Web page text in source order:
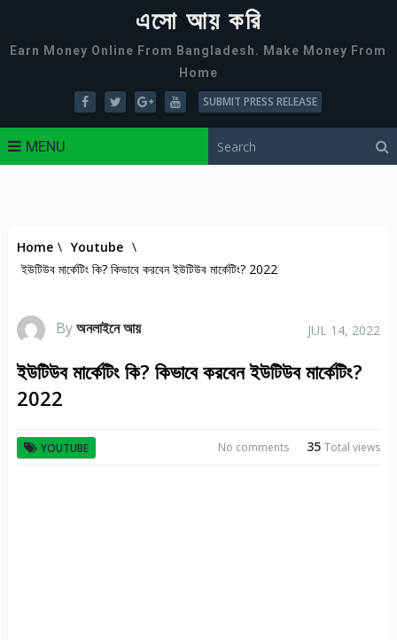
এসো আয় করি
Earn Money Online From Bangladesh. Make Money From
Home
SUBMIT PRESS RELEASE
MENU
Home \ Youtube \
ইউটিউব মার্কেটিং কি? কিভাবে করবেন ইউটিউব মার্কেটিং? 2022
Byঅনলাইনে আয় JUL 14, 2022
ইউটিউব মার্কেটিং কি? কিভাবে করবেন ইউটিউব মার্কেটিং?
2022
YOUTUBE 35Total views
No comments